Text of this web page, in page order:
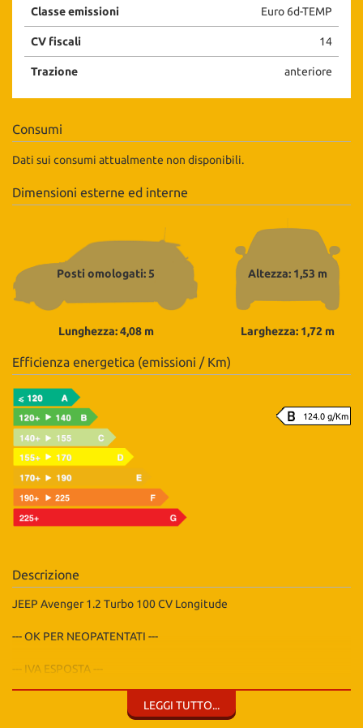
Classe emissioni Euro 6d-TEMP
CV fiscali 14
Trazione anteriore
Consumi
Dati sui consumi attualmente non disponibili.
Dimensioni esterne ed interne
Posti omologati: 5
Lunghezza: 4,08 m
Altezza: 1,53 m
Larghezza: 1,72 m
Efficienza energetica (emissioni / Km)
124.0 g/Km
Descrizione
JEEP Avenger 1.2 Turbo 100 CV Longitude
--- OK PER NEOPATENTATI ---
--- IVA ESPOSTA ---
--- REVISIONE OK FINO A GIUGNO 2027 ---
LEGGI TUTTO...